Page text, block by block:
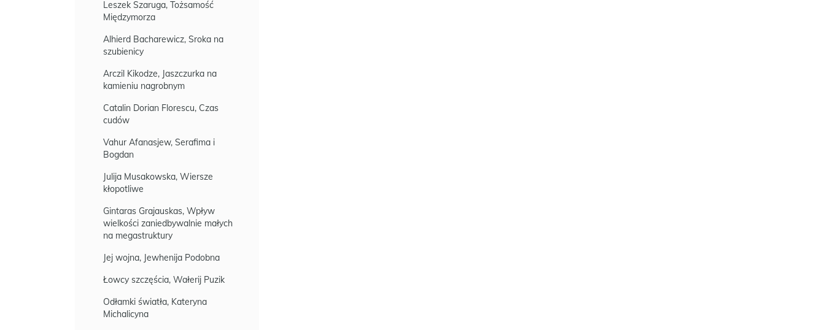
Leszek Szaruga, Tożsamość
Międzymorza
Alhierd Bacharewicz, Sroka na
szubienicy
Arczil Kikodze, Jaszczurka na
kamieniu nagrobnym
Catalin Dorian Florescu, Czas
cudów
Vahur Afanasjew, Serafima i
Bogdan
Julija Musakowska, Wiersze
kłopotliwe
Gintaras Grajauskas, Wpływ
wielkości zaniedbywalnie małych
na megastruktury
Jej wojna, Jewhenija Podobna
Łowcy szczęścia, Wałerij Puzik
Odłamki światła, Kateryna
Michalicyna